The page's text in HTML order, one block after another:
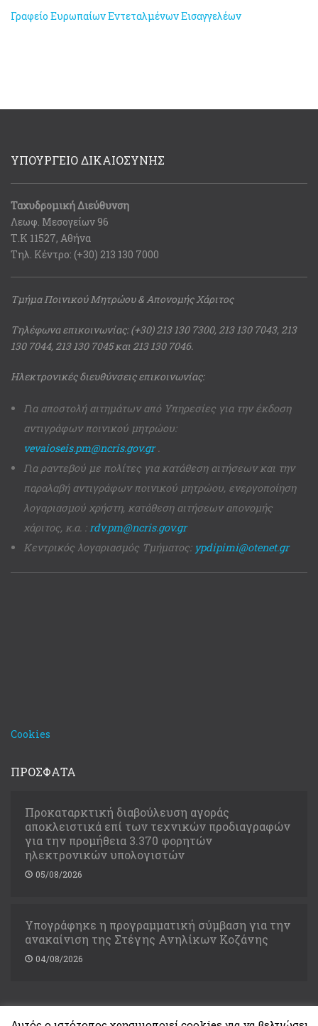
Γραφείο Ευρωπαίων Εντεταλμένων Εισαγγελέων
ΥΠΟΥΡΓΕΙΟ ΔΙΚΑΙΟΣΥΝΗΣ
Ταχυδρομική Διεύθυνση
Λεωφ. Μεσογείων 96
Τ.Κ 11527, Αθήνα
Τηλ. Κέντρο: (+30) 213 130 7000
Τμήμα Ποινικού Μητρώου & Απονομής Χάριτος
Τηλέφωνα επικοινωνίας: (+30) 213 130 7300, 213 130 7043, 213
130 7044, 213 130 7045 και 213 130 7046.
Ηλεκτρονικές διευθύνσεις επικοινωνίας:
Για αποστολή αιτημάτων από Υπηρεσίες για την έκδοση
αντιγράφων ποινικού μητρώου:
vevaioseis.pm@ncris.gov.gr.
Για ραντεβού με πολίτες για κατάθεση αιτήσεων και την
παραλαβή αντιγράφων ποινικού μητρώου, ενεργοποίηση
λογαριασμού χρήστη, κατάθεση αιτήσεων απονομής
χάριτος, κ.α. : rdv.pm@ncris.gov.gr
Κεντρικός λογαριασμός Τμήματος: ypdipimi@otenet.gr
Cookies
ΠΡΟΣΦΑΤΑ
Προκαταρκτική διαβούλευση αγοράς
αποκλειστικά επί των τεχνικών προδιαγραφών
για την προμήθεια 3.370 φορητών
ηλεκτρονικών υπολογιστών
05/08/2026
Υπογράφηκε η προγραμματική σύμβαση για την
ανακαίνιση της Στέγης Ανηλίκων Κοζάνης
04/08/2026